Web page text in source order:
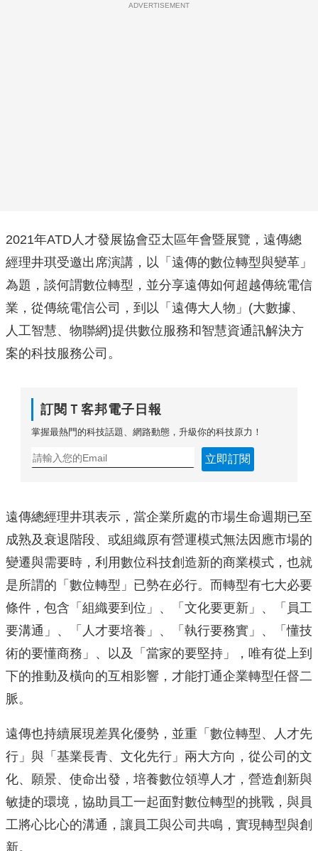
ADVERTISEMENT
2021年ATD人才發展協會亞太區年會暨展覽， 遠傳總
經理井琪受邀出席演講，以「遠傳的數位轉型與變革」
為題， 談何謂數位轉型，並分享遠傳如何超越傳統電信
業， 從傳統電信公司，到以「遠傳大人物」(大數據、
人工智慧、物聯網)提供數位服務和智慧資通訊解決方
案的科技服務公司。
訂閱Ｔ客邦電子日報
掌握最熱門的科技話題、網路動態，升級你的科技原力！
立即訂閱
遠傳總經理井琪表示， 當企業所處的市場生命週期已至
成熟及衰退階段、 或組織原有營運模式無法因應市場的
變遷與需要時， 利用數位科技創造新的商業模式，也就
是所謂的「數位轉型」 已勢在必行。而轉型有七大必要
條件，包含「組織要到位」、「 文化要更新」、「員工
要溝通」、「人才要培養」、「執行要務實」 、「懂技
術的要懂商務」、以及「當家的要堅持」， 唯有從上到
下的推動及橫向的互相影響， 才能打通企業轉型任督二
脈。
遠傳也持續展現差異化優勢，並重「數位轉型、人才先
行」與「 基業長青、文化先行」兩大方向，從公司的文
化、願景、使命出發， 培養數位領導人才，營造創新與
敏捷的環境， 協助員工一起面對數位轉型的挑戰，與員
工將心比心的溝通， 讓員工與公司共鳴，實現轉型與創
新。